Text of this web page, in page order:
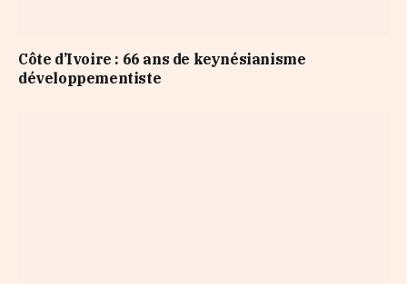
Côte d’Ivoire : 66 ans de keynésianisme
développementiste